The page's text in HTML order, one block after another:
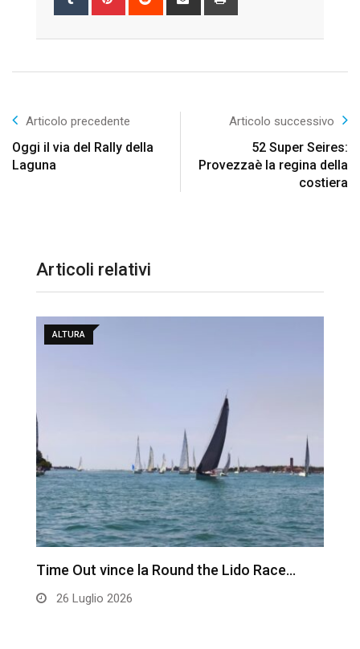
Articolo precedente
Oggi il via del Rally della
Laguna
Articolo successivo
52 Super Seires:
Provezzaè la regina della
costiera
Articoli relativi
ALTURA
Time Out vince la Round the Lido Race…
26 Luglio 2026